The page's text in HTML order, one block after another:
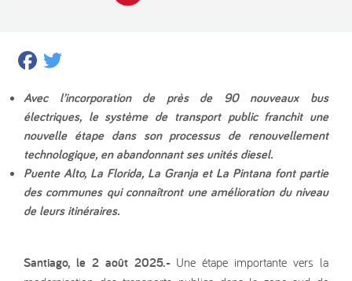
Facebook
Avec l’incorporation de près de 90 nouveaux bus
électriques, le système de transport public franchit une
nouvelle étape dans son processus de renouvellement
technologique, en abandonnant ses unités diesel.
Puente Alto, La Florida, La Granja et La Pintana font partie
des communes qui connaîtront une amélioration du niveau
de leurs itinéraires.
Santiago, le 2 août 2025.-Une étape importante vers la